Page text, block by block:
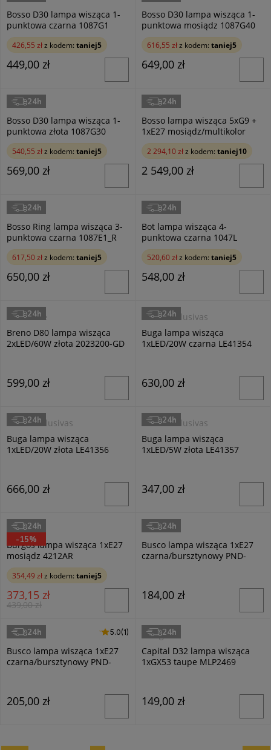
Bosso D30 lampa wisząca 1-
punktowa czarna 1087G1
426,55 złz kodem: taniej5
449,00 zł
Bosso D30 lampa wisząca 1-
punktowa mosiądz 1087G40
616,55 złz kodem: taniej5
649,00 zł
Aldex
Bosso D30 lampa wisząca 1-
punktowa złota 1087G30
540,55 złz kodem: taniej5
569,00 zł
24h
Aldex
Bosso lampa wisząca 5xG9 +
1xE27 mosiądz/multikolor
1119K40_R
2 294,10 złz kodem: taniej10
2 549,00 zł
24h
Aldex
Bosso Ring lampa wisząca 3-
punktowa czarna 1087E1_R
617,50 złz kodem: taniej5
650,00 zł
24h
Aldex
Bot lampa wisząca 4-
punktowa czarna 1047L
520,60 złz kodem: taniej5
548,00 zł
24h
Zuma line
Breno D80 lampa wisząca
2xLED/60W złota 2023200-GD
599,00 zł
24h
Luces Exclusivas
Buga lampa wisząca
1xLED/20W czarna LE41354
630,00 zł
24h
Luces Exclusivas
Buga lampa wisząca
1xLED/20W złota LE41356
666,00 zł
24h
Luces Exclusivas
Buga lampa wisząca
1xLED/5W złota LE41357
347,00 zł
24h
Argon
Burgos lampa wisząca 1xE27
mosiądz 4212AR
354,49 złz kodem: taniej5
373,15 zł
439,00 zł
24h
-15%
Italux
Busco lampa wisząca 1xE27
czarna/bursztynowy PND-
184,00 zł
24h
Italux
Busco lampa wisząca 1xE27
czarna/bursztynowy PND-
5.0 (1)
5.0(1)
205,00 zł
24h
Milagro
Capital D32 lampa wisząca
1xGX53 taupe MLP2469
149,00 zł
24h